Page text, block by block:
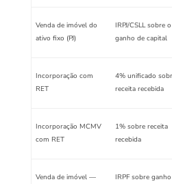
Venda de imóvel do
ativo fixo (PJ)
IRPJ/CSLL sobre o
ganho de capital
Incorporação com
RET
4% unificado
receita recebida
Incorporação MCMV
com RET
1% sobre receita
recebida
Venda de imóvel —
IRPF sobre